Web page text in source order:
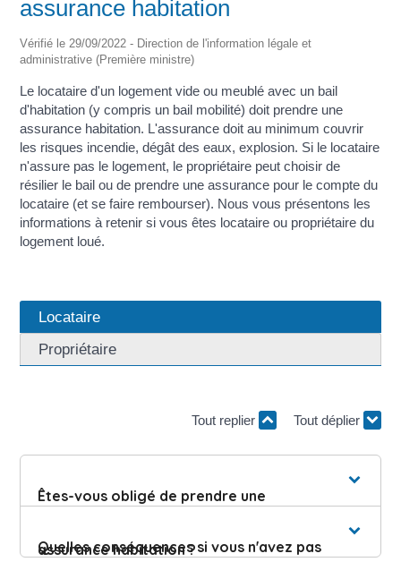
assurance habitation
Vérifié le 29/09/2022 - Direction de l'information légale et
administrative (Première ministre)
Le locataire d'un logement vide ou meublé avec un bail
d'habitation (y compris un bail mobilité) doit prendre une
assurance habitation. L'assurance doit au minimum couvrir
les risques incendie, dégât des eaux, explosion. Si le locataire
n'assure pas le logement, le propriétaire peut choisir de
résilier le bail ou de prendre une assurance pour le compte du
locataire (et se faire rembourser). Nous vous présentons les
informations à retenir si vous êtes locataire ou propriétaire du
logement loué.
Locataire
Propriétaire
Tout replier Tout déplier
Êtes-vous obligé de prendre une
assurance habitation ?
Quelles conséquences si vous n'avez pas